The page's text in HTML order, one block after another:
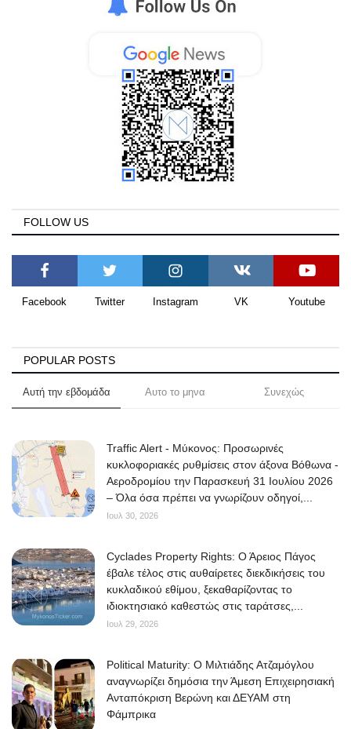
FOLLOW US
Facebook Twitter Instagram VK Youtube
POPULAR POSTS
Αυτή την εβδομάδα Αυτο το μηνα Συνεχώς
Traffic Alert - Μύκονος: Προσωρινές
κυκλοφοριακές ρυθμίσεις στον άξονα Βόθωνα -
Αεροδρομίου την Παρασκευή 31 Ιουλίου 2026
– Όλα όσα πρέπει να γνωρίζουν οδηγοί,...
Ιουλ 30, 2026
Cyclades Property Rights: Ο Άρειος Πάγος
έβαλε τέλος στις αυθαίρετες διεκδικήσεις του
κυκλαδικού εθίμου, ξεκαθαρίζοντας το
ιδιοκτησιακό καθεστώς στις ταράτσες,...
Ιουλ 29, 2026
Political Maturity: Ο Μιλτιάδης Ατζαμόγλου
αναγνωρίζει δημόσια την Άμεση Επιχειρησιακή
Ανταπόκριση Βερώνη και ΔΕΥΑΜ στη
Φάμπρικα